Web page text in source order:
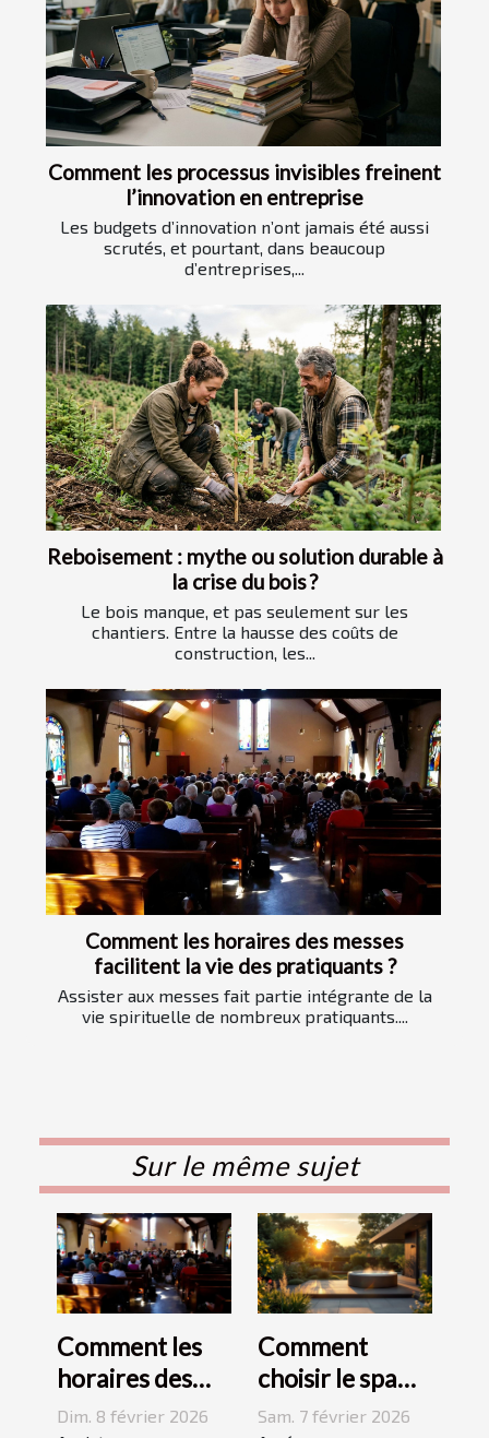
Comment les processus invisibles freinent
l’innovation en entreprise
Les budgets d’innovation n’ont jamais été aussi
scrutés, et pourtant, dans beaucoup
d’entreprises,...
Reboisement : mythe ou solution durable à
la crise du bois ?
Le bois manque, et pas seulement sur les
chantiers. Entre la hausse des coûts de
construction, les...
Comment les horaires des messes
facilitent la vie des pratiquants ?
Assister aux messes fait partie intégrante de la
vie spirituelle de nombreux pratiquants....
Sur le même sujet
Comment les
horaires des
messes
Dim. 8 février 2026
Comment
choisir le spa
idéal pour
Sam. 7 février 2026